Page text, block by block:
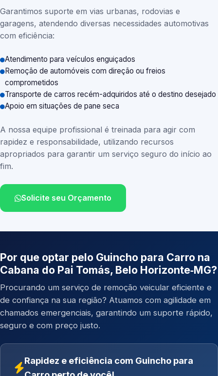
Garantimos suporte em vias urbanas, rodovias e
garagens, atendendo diversas necessidades automotivas
com eficiência:
Atendimento para veículos enguiçados
Remoção de automóveis com direção ou freios
comprometidos
Transporte de carros recém-adquiridos até o destino desejado
Apoio em situações de pane seca
A nossa equipe profissional é treinada para agir com
rapidez e responsabilidade, utilizando recursos
apropriados para garantir um serviço seguro do início ao
fim.
Solicite seu Orçamento
Por que optar pelo Guincho para Carro na
Cabana do Pai Tomás, Belo Horizonte‑MG?
Procurando um serviço de remoção veicular eficiente e
de confiança na sua região? Atuamos com agilidade em
chamados emergenciais, garantindo um suporte rápido,
seguro e com preço justo.
Rapidez e eficiência com Guincho para